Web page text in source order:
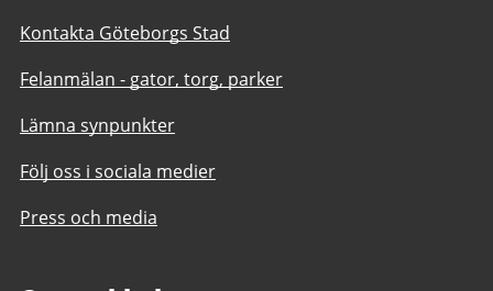
Kontakta Göteborgs Stad
Felanmälan - gator, torg, parker
Lämna synpunkter
Följ oss i sociala medier
Press och media